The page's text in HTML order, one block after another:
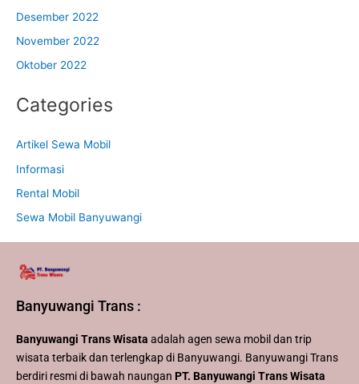
Desember 2022
November 2022
Oktober 2022
Categories
Artikel Sewa Mobil
Informasi
Rental Mobil
Sewa Mobil Banyuwangi
Banyuwangi Trans :
Banyuwangi Trans Wisata adalah agen sewa mobil dan trip
wisata terbaik dan terlengkap di Banyuwangi. Banyuwangi Trans
berdiri resmi di bawah naungan PT. Banyuwangi Trans Wisata